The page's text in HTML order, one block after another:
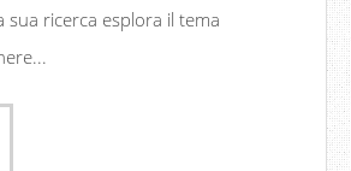
sua ricerca esplora il tema